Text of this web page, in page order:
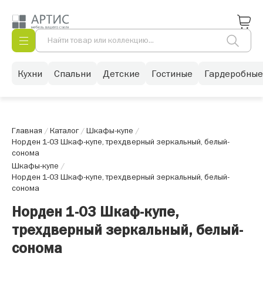
Кухни Спальни Детские Гостиные Гардеробные
Главная /Каталог/Шкафы-купе /
Норден 1-03 Шкаф-купе, трехдверный зеркальный, белый-
сонома
Шкафы-купе /
Норден 1-03 Шкаф-купе, трехдверный зеркальный, белый-
сонома
Норден 1-03 Шкаф-купе,
трехдверный зеркальный, белый-
сонома